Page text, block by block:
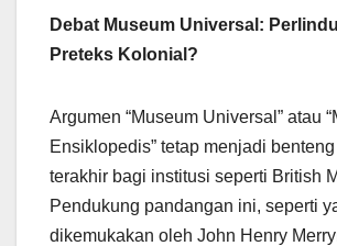
Debat Museum Universal:
Preteks Kolonial?
Argumen “Museum Universal” atau
Ensiklopedis” tetap menjadi
terakhir bagi institusi seperti British
Pendukung pandangan ini, seperti
dikemukakan oleh John Henry